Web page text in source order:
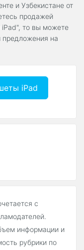
и Узбекистане от
продажей
iPad", то вы можете
предложения на
iPad
с
информации и
рубрики по